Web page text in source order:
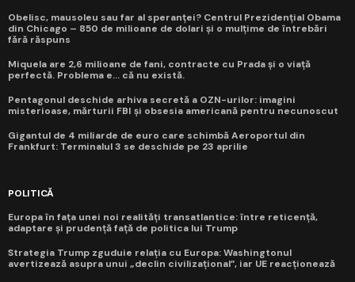
Obelisc, mausoleu sau far al speranței? Centrul Prezidențial Obama
din Chicago – 850 de milioane de dolari și o mulțime de întrebări
fără răspuns
Miquela are 2,6 milioane de fani, contracte cu Prada și o viață
perfectă. Problema e... că nu există.
Pentagonul deschide arhiva secretă a OZN-urilor: imagini
misterioase, mărturii FBI și obsesia americană pentru necunoscut
Gigantul de 4 miliarde de euro care schimbă Aeroportul din
Frankfurt: Terminalul 3 se deschide pe 23 aprilie
POLITICĂ
Europa în fața unei noi realități transatlantice: între reticență,
adaptare și prudență față de politica lui Trump
Strategia Trump zguduie relația cu Europa: Washingtonul
avertizează asupra unui „declin civilizațional”, iar UE reacționează